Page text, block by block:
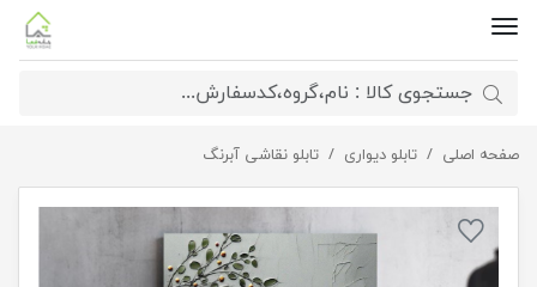
صفحه اصلی تابلو دیواری تابلو نقاشی آبرنگ تابلو هنری عطر قهوه